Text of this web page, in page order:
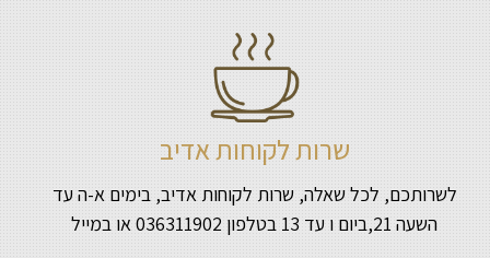
שרות לקוחות אדיב
לשרותכם, לכל שאלה, שרות לקוחות אדיב, בימים א-ה עד
השעה 21,ביום ו עד 13 בטלפון 036311902 או במייל